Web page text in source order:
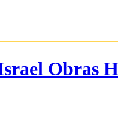
Obras